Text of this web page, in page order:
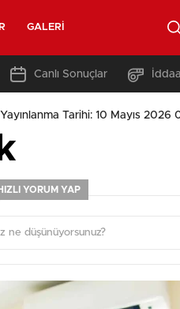
GALERI
Canlı Sonuçlar İddaa
Yayınlanma Tarihi: 10 Mayıs 2026
YORUM YAP